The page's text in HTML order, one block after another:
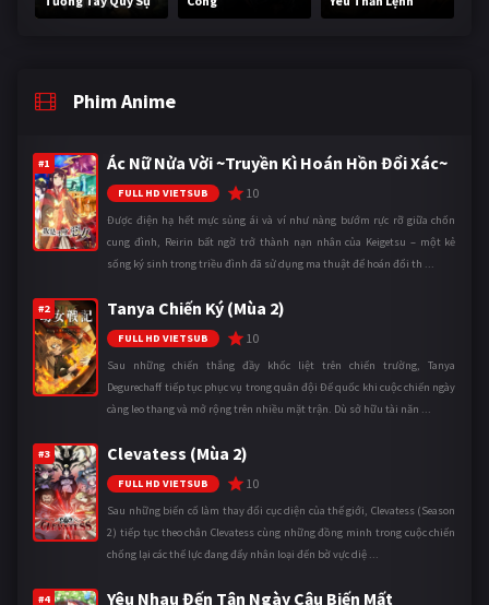
Phim Anime
#1 Ác Nữ Nửa Vời ~Truyền Kì Hoán Hồn Đổi Xác~
FULL HD VIETSUB 10
Được điện hạ hết mực sủng ái và ví như nàng bướm rực rỡ giữa chốn
cung đình, Reirin bất ngờ trở thành nạn nhân của Keigetsu – một kẻ
sống ký sinh trong triều đình đã sử dụng ma thuật để hoán đổi th ...
#2 Tanya Chiến Ký (Mùa 2)
FULL HD VIETSUB 10
Sau những chiến thắng đầy khốc liệt trên chiến trường, Tanya
Degurechaff tiếp tục phục vụ trong quân đội Đế quốc khi cuộc chiến ngày
càng leo thang và mở rộng trên nhiều mặt trận. Dù sở hữu tài năn ...
#3 Clevatess (Mùa 2)
FULL HD VIETSUB 10
Sau những biến cố làm thay đổi cục diện của thế giới, Clevatess (Season
2) tiếp tục theo chân Clevatess cùng những đồng minh trong cuộc chiến
chống lại các thế lực đang đẩy nhân loại đến bờ vực diệ ...
#4 Yêu Nhau Đến Tận Ngày Cậu Biến Mất